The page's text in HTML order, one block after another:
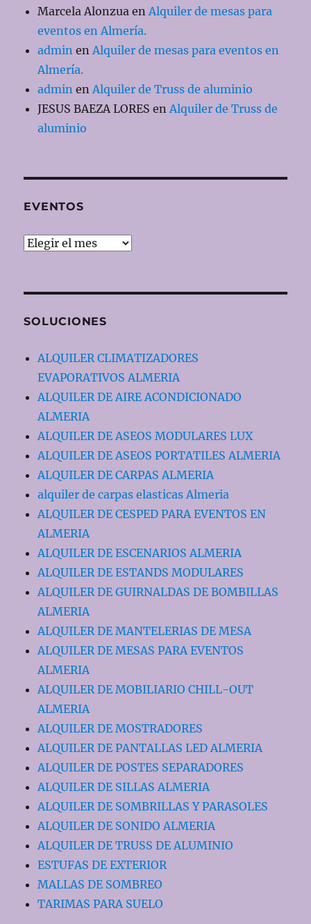
Marcela Alonzua enAlquiler de mesas para
eventos en Almería.
admin enAlquiler de mesas para eventos en
Almería.
admin enAlquiler de Truss de aluminio
JESUS BAEZA LORES enAlquiler de Truss de
aluminio
EVENTOS
EVENTOS
SOLUCIONES
ALQUILER CLIMATIZADORES
EVAPORATIVOS ALMERIA
ALQUILER DE AIRE ACONDICIONADO
ALMERIA
ALQUILER DE ASEOS MODULARES LUX
ALQUILER DE ASEOS PORTATILES ALMERIA
ALQUILER DE CARPAS ALMERIA
alquiler de carpas elasticas Almeria
ALQUILER DE CESPED PARA EVENTOS EN
ALMERIA
ALQUILER DE ESCENARIOS ALMERIA
ALQUILER DE ESTANDS MODULARES
ALQUILER DE GUIRNALDAS DE BOMBILLAS
ALMERIA
ALQUILER DE MANTELERIAS DE MESA
ALQUILER DE MESAS PARA EVENTOS
ALMERIA
ALQUILER DE MOBILIARIO CHILL-OUT
ALMERIA
ALQUILER DE MOSTRADORES
ALQUILER DE PANTALLAS LED ALMERIA
ALQUILER DE POSTES SEPARADORES
ALQUILER DE SILLAS ALMERIA
ALQUILER DE SOMBRILLAS Y PARASOLES
ALQUILER DE SONIDO ALMERIA
ALQUILER DE TRUSS DE ALUMINIO
ESTUFAS DE EXTERIOR
MALLAS DE SOMBREO
TARIMAS PARA SUELO